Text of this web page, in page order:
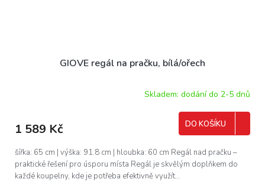
GIOVE regál na pračku, bílá/ořech
Skladem: dodání do 2-5 dnů
1 589 Kč DO KOŠÍKU
šířka: 65 cm | výška: 91.8 cm | hloubka: 60 cm Regál nad pračku –
praktické řešení pro úsporu místa Regál je skvělým doplňkem do
každé koupelny, kde je potřeba efektivně využít...